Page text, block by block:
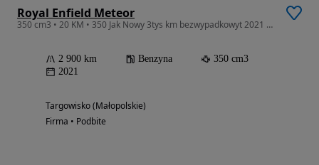
Royal Enfield Meteor
350 cm3 • 20 KM • 350 Jak Nowy 3tys km bezwypadkowyt 2021 kat. A2 ! ! !
2 900 km Benzyna
350 cm3
2021
Targowisko (Małopolskie)
Firma • Podbite